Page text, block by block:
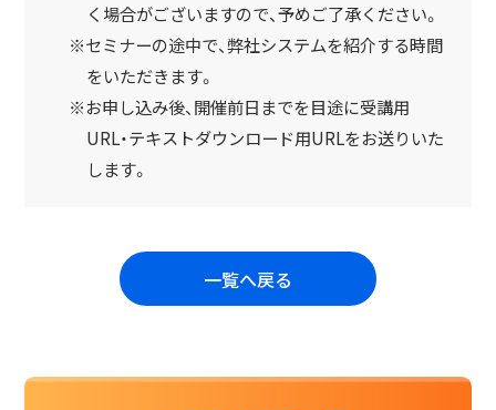
く場合がございますので、予めご了承ください。
※セミナーの途中で、弊社システムを紹介する時間
をいただきます。
※お申し込み後、開催前日までを目途に受講用
URL・テキストダウンロード用URLをお送りいた
します。
一覧へ戻る